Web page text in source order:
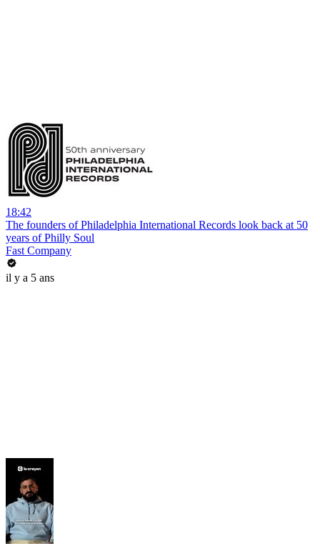
18:42
The founders of Philadelphia International Records look back at 50
years of Philly Soul
Fast Company
il y a 5 ans